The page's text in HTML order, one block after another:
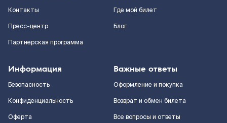
Контакты
Пресс-центр
Партнерская программа
Где мой билет
Блог
Информация
Безопасность
Конфиденциальность
Оферта
Важные ответы
Оформление и покупка
Возврат и обмен билета
Все вопросы и ответы